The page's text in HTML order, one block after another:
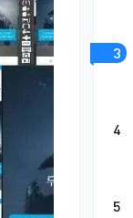
3
4
5